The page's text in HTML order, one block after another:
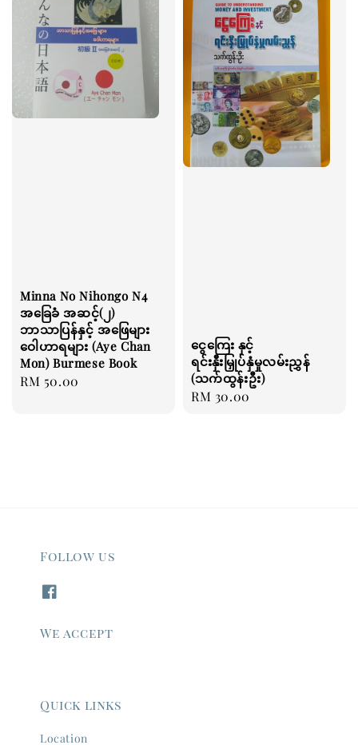
Minna No Nihongo ‌N4
အခြေခံ အဆင့်(၂)
ဘာသာပြန်နှင့် အဖြေများ
ဝေါဟာရများ (Aye Chan
Mon) Burmese Book
Regular
RM 50.00
ငွေကြေး နှင့်
ရင်းနှီးမြှုပ်နှံမှုလမ်းညွှန်
(သက်ထွန်းဦး)
Regular
RM 30.00
Follow us
We accept
Quick links
Location